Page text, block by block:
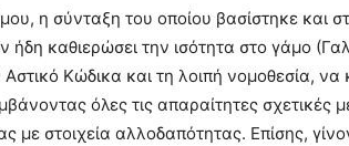
η σύνταξη του οποίου βασίστηκε και
καθιερώσει την ισότητα στο γάμο
Αστικό Κώδικα και τη λοιπή νομοθεσία,
όλες τις απαραίτητες σχετικές
με στοιχεία αλλοδαπότητας. Επίσης,